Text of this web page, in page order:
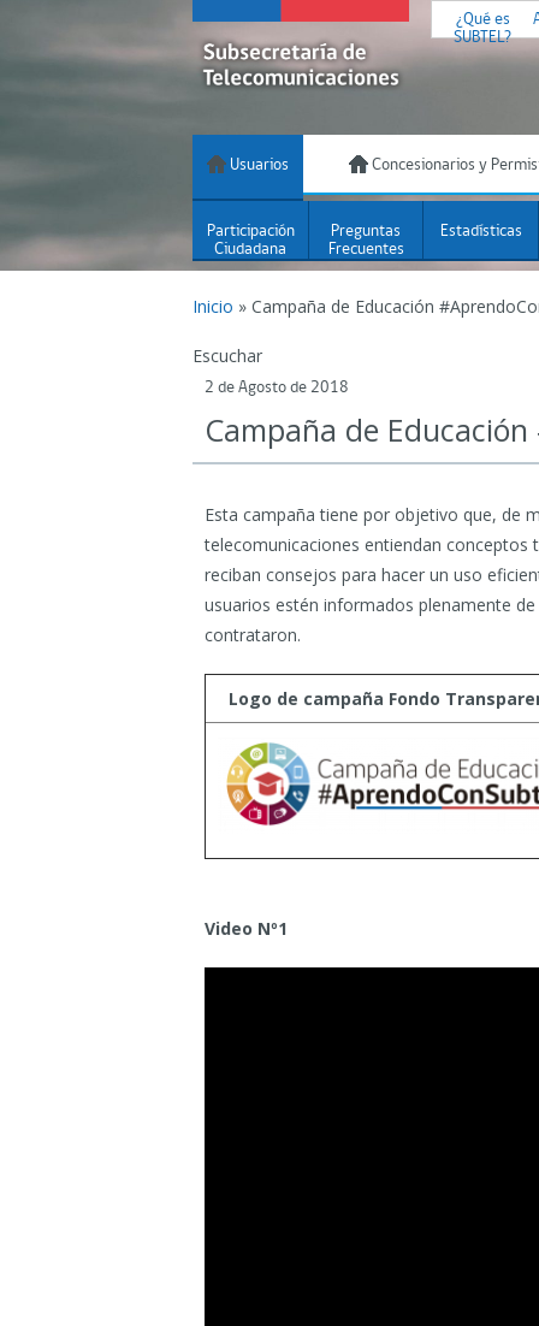
¿Qué es
SUBTEL?
Usuarios Concesionarios y
Participación
Ciudadana
Preguntas
Frecuentes
Estadísticas
Inicio » Campaña de Educación
Escuchar
2 de Agosto de 2018
Campaña de
Esta campaña tiene por objetivo que, de
telecomunicaciones entiendan conceptos
reciban consejos para hacer un uso
usuarios estén informados plenamente
contrataron.
Logo de campaña Fondo
Video Nº1